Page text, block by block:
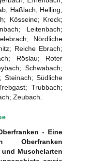
Haßlach; Helling;
Kösseine; Kreck;
Leitenbach;
Nördliche
Reiche Ebrach;
Röslau; Roter
Schwabach;
Steinach; Südliche
Trubbach;
Zeubach.
- Eine
Muschelarten